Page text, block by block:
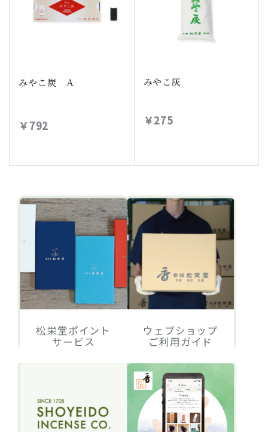
みやこ炭 Ａ
￥792
みやこ灰
￥275
松栄堂ポイント
サービス
ウェブショップ
ご利用ガイド